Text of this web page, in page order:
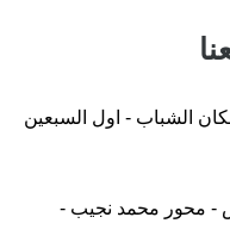
الشباب - اول السبعين
- محور محمد نجيب -